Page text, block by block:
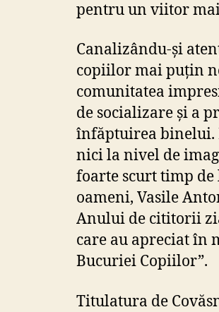
pentru un viitor
Canalizându-și
copiilor mai puțin
comunitatea
de socializare și a
înfăptuirea binelui.
nici la nivel de
foarte scurt timp
oameni, Vasile
Anului de cititorii
care au apreciat în
Bucuriei Copiilor”.
Titulatura de